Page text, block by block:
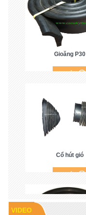
Gioăng P30
Cổ hút gió
VIDEO